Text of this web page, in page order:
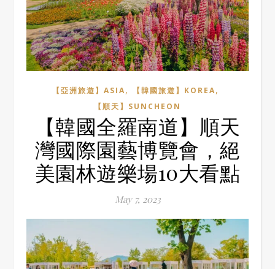
【亞洲旅遊】ASIA, 【韓國旅遊】KOREA,
【順天】SUNCHEON
【韓國全羅南道】順天
灣國際園藝博覽會，絕
美園林遊樂場10大看點
May 7, 2023